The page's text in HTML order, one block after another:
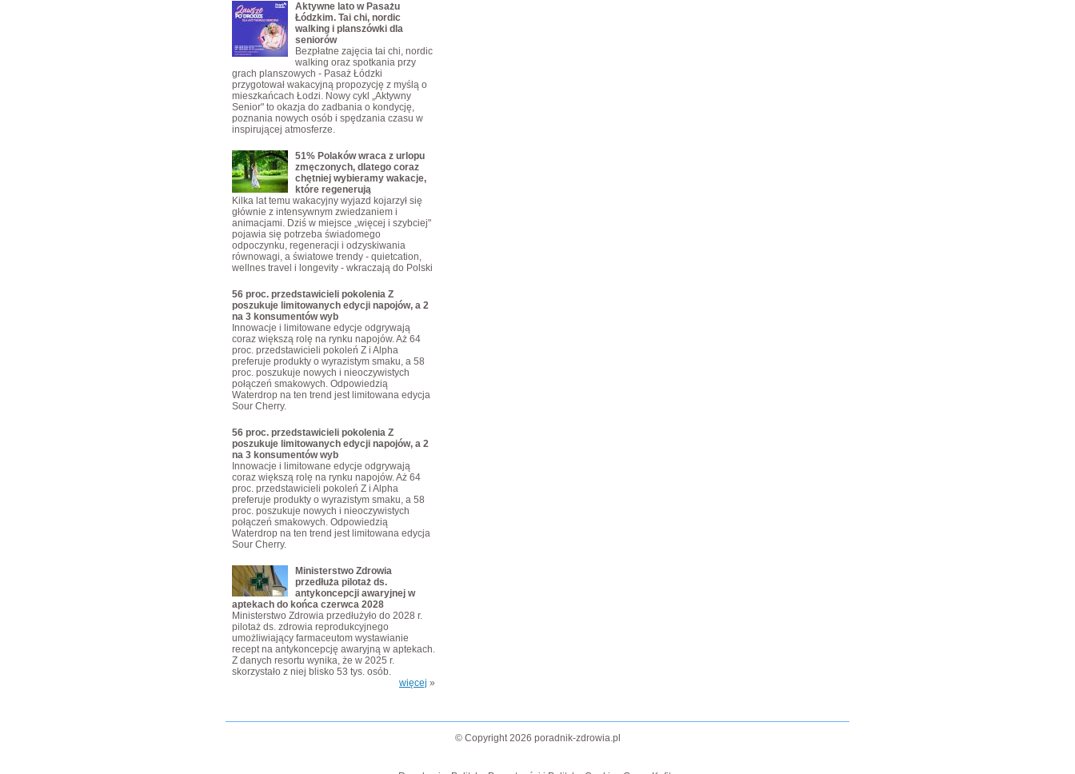
Aktywne lato w Pasażu
Łódzkim. Tai chi, nordic
walking i planszówki dla
seniorów
Bezpłatne zajęcia tai chi, nordic
walking oraz spotkania przy
grach planszowych - Pasaż Łódzki
przygotował wakacyjną propozycję z myślą o
mieszkańcach Łodzi. Nowy cykl „Aktywny
Senior" to okazja do zadbania o kondycję,
poznania nowych osób i spędzania czasu w
inspirującej atmosferze.
51% Polaków wraca z urlopu
zmęczonych, dlatego coraz
chętniej wybieramy wakacje,
które regenerują
Kilka lat temu wakacyjny wyjazd kojarzył się
głównie z intensywnym zwiedzaniem i
animacjami. Dziś w miejsce „więcej i szybciej"
pojawia się potrzeba świadomego
odpoczynku, regeneracji i odzyskiwania
równowagi, a światowe trendy - quietcation,
wellnes travel i longevity - wkraczają do Polski
56 proc. przedstawicieli pokolenia Z
poszukuje limitowanych edycji napojów, a 2
na 3 konsumentów wyb
Innowacje i limitowane edycje odgrywają
coraz większą rolę na rynku napojów. Aż 64
proc. przedstawicieli pokoleń Z i Alpha
preferuje produkty o wyrazistym smaku, a 58
proc. poszukuje nowych i nieoczywistych
połączeń smakowych. Odpowiedzią
Waterdrop na ten trend jest limitowana edycja
Sour Cherry.
56 proc. przedstawicieli pokolenia Z
poszukuje limitowanych edycji napojów, a 2
na 3 konsumentów wyb
Innowacje i limitowane edycje odgrywają
coraz większą rolę na rynku napojów. Aż 64
proc. przedstawicieli pokoleń Z i Alpha
preferuje produkty o wyrazistym smaku, a 58
proc. poszukuje nowych i nieoczywistych
połączeń smakowych. Odpowiedzią
Waterdrop na ten trend jest limitowana edycja
Sour Cherry.
Ministerstwo Zdrowia
przedłuża pilotaż ds.
antykoncepcji awaryjnej w
aptekach do końca czerwca 2028
Ministerstwo Zdrowia przedłużyło do 2028 r.
pilotaż ds. zdrowia reprodukcyjnego
umożliwiający farmaceutom wystawianie
recept na antykoncepcję awaryjną w aptekach.
Z danych resortu wynika, że w 2025 r.
skorzystało z niej blisko 53 tys. osób.
więcej »
© Copyright 2026 poradnik-zdrowia.pl